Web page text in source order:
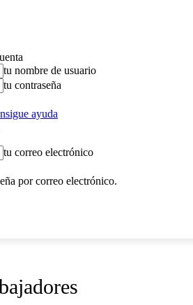
tu nombre de usuario
tu contraseña
ayuda
tu correo electrónico
por correo electrónico.